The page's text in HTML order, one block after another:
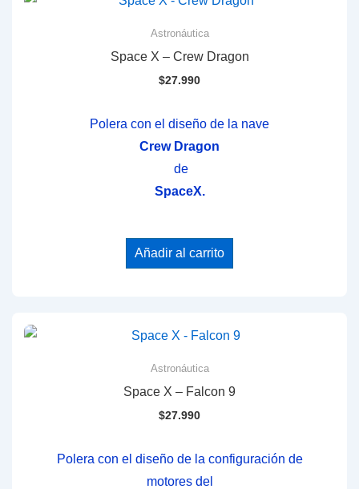
Astronáutica
Space X – Crew Dragon
$27.990
Polera con el diseño de la nave
Crew Dragon
de
SpaceX.
Añadir al carrito
Astronáutica
Space X – Falcon 9
$27.990
Polera con el diseño de la configuración de
motores del